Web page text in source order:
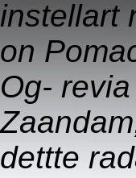
instellart
on
Og-
dettte